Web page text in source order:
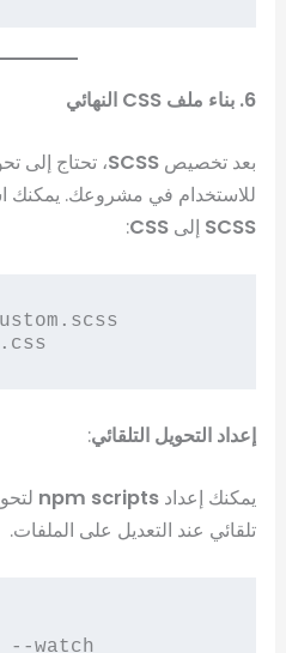
6. بناء ملف CSS النهائي
بعد تخصيصSCSS، تحتاج إلى
للاستخدام في مشروعك. يمكنك
SCSS إلىCSS
:
إعداد التحويل التلقائي:
يمكنك إعدادnpm scripts
تلقائي عند التعديل على الملفات.